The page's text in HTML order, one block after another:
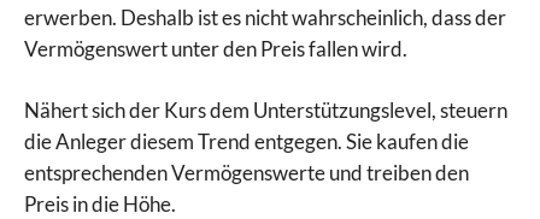
erwerben. Deshalb ist es nicht wahrscheinlich, dass der
Vermögenswert unter den Preis fallen wird.
Nähert sich der Kurs dem Unterstützungslevel, steuern
die Anleger diesem Trend entgegen. Sie kaufen die
entsprechenden Vermögenswerte und treiben den
Preis in die Höhe.